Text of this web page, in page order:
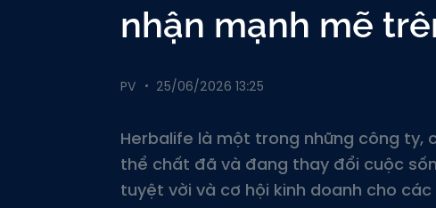
nhận mạnh mẽ
PV 25/06/2026 13:25
Herbalife là một trong những công ty,
thể chất đã và đang thay đổi cuộc
tuyệt vời và cơ hội kinh doanh cho